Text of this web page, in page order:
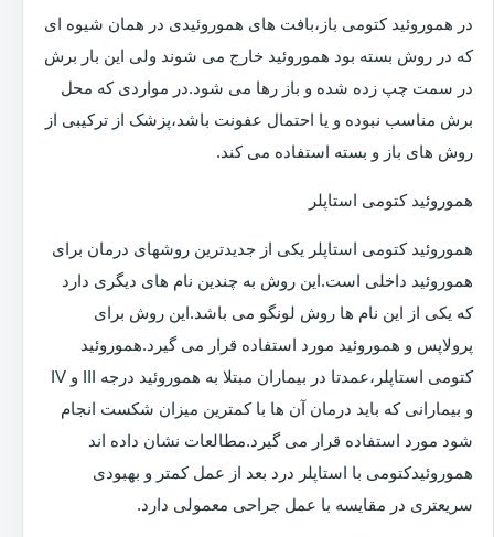
در هموروئید کتومی باز،بافت های هموروئیدی در همان شیوه ای
که در روش بسته بود هموروئید خارج می شوند ولی این بار برش
در سمت چپ زده شده و باز رها می شود.در مواردی که محل
برش مناسب نبوده و یا احتمال عفونت باشد،پزشک از ترکیبی از
روش های باز و بسته استفاده می کند.
هموروئید کتومی استاپلر
هموروئید کتومی استاپلر یکی از جدیدترین روشهای درمان برای
هموروئید داخلی است.این روش به چندین نام های دیگری دارد
که یکی از این نام ها روش لونگو می باشد.این روش برای
پرولاپس و هموروئید مورد استفاده قرار می گیرد.هموروئید
کتومی استاپلر،عمدتا در بیماران مبتلا به هموروئید درجه III و IV
و بیمارانی که باید درمان آن ها با کمترین میزان شکست انجام
شود مورد استفاده قرار می گیرد.مطالعات نشان داده اند
هموروئیدکتومی با استاپلر درد بعد از عمل کمتر و بهبودی
سریعتری در مقایسه با عمل جراحی معمولی دارد.